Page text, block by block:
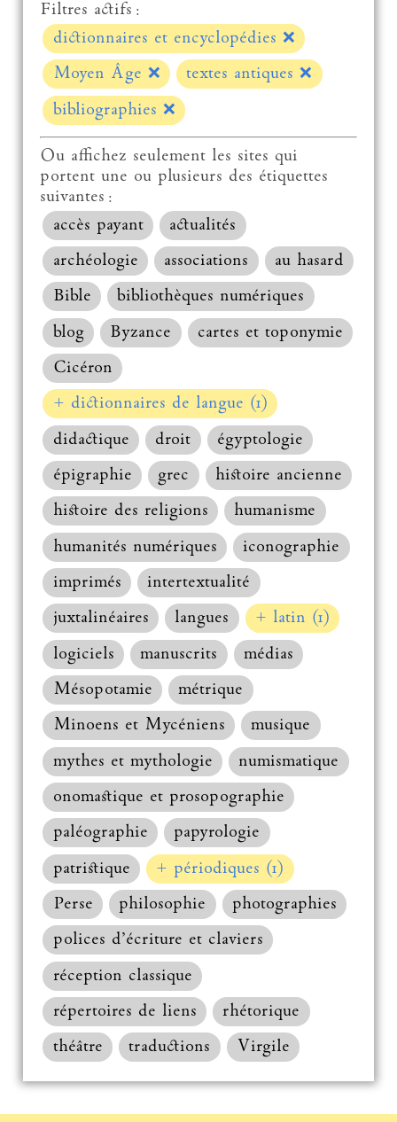
Filtres actifs :
dictionnaires et encyclopédies ❌
Moyen Âge ❌ textes antiques❌
bibliographies ❌
Ou affichez seulement les sites qui
portent une ou plusieurs des étiquettes
suivantes :
accès payant
actualités
archéologie
associations
au hasard
Bible
bibliothèques numériques
blog
Byzance
cartes et toponymie
Cicéron
+ dictionnaires de langue (1)
didactique
droit
égyptologie
épigraphie
grec
histoire ancienne
histoire des religions
humanisme
humanités numériques
iconographie
imprimés
intertextualité
juxtalinéaires
langues
+ latin (1)
logiciels
manuscrits
médias
Mésopotamie
métrique
Minoens et Mycéniens
musique
mythes et mythologie
numismatique
onomastique et prosopographie
paléographie
papyrologie
patristique
+ périodiques (1)
Perse
philosophie
photographies
polices d’écriture et claviers
réception classique
répertoires de liens
rhétorique
théâtre
traductions Virgile